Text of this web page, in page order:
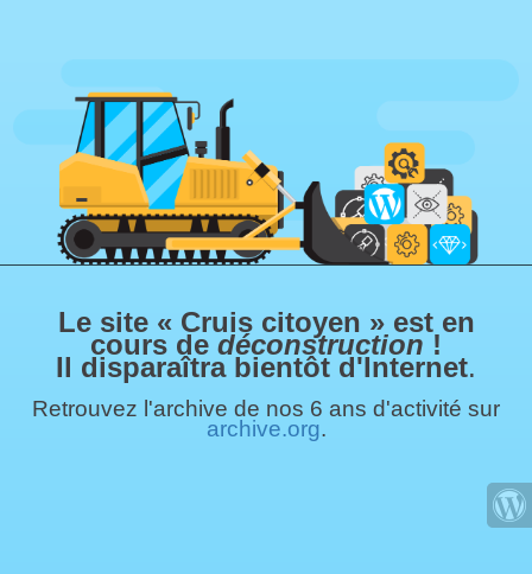
Le site « Cruis citoyen » est en
cours de déconstruction !
Il disparaîtra bientôt d'Internet.
Retrouvez l'archive de nos 6 ans d'activité sur
archive.org.